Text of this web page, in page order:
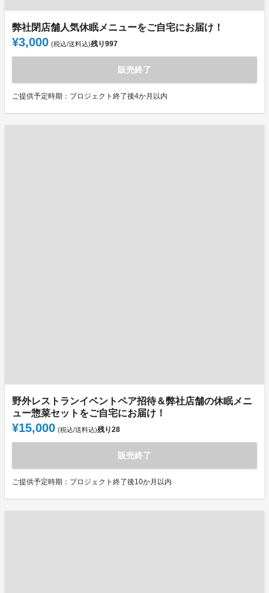
弊社閉店舗人気休眠メニューをご自宅にお届け！
¥3,000 (税込/送料込)残り997
販売終了
ご提供予定時期：プロジェクト終了後4か月以内
野外レストランイベントペア招待＆弊社店舗の休眠メニ
ュー惣菜セットをご自宅にお届け！
¥15,000 (税込/送料込)残り28
販売終了
ご提供予定時期：プロジェクト終了後10か月以内